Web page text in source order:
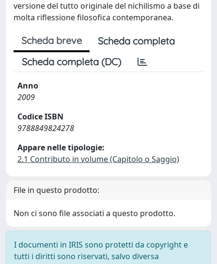
versione del tutto originale del nichilismo a base di
molta riflessione filosofica contemporanea.
Scheda breve
Scheda completa
Scheda completa (DC)
Anno
2009
Codice ISBN
9788849824278
Appare nelle tipologie:
2.1 Contributo in volume (Capitolo o Saggio)
File in questo prodotto:
Non ci sono file associati a questo prodotto.
I documenti in IRIS sono protetti da copyright e
tutti i diritti sono riservati, salvo diversa